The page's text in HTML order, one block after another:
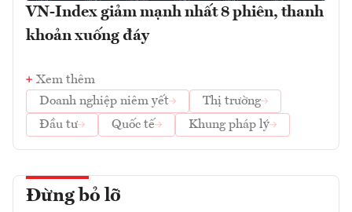
VN-Index giảm mạnh nhất 8 phiên, thanh
khoản xuống đáy
Xem thêm
Doanh nghiệp niêm yết
Thị trường
Đầu tư
Quốc tế Khung pháp lý
Đừng bỏ lỡ